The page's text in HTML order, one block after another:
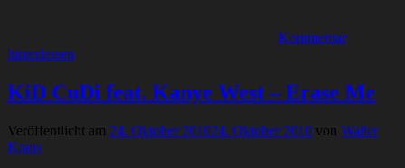
Kommentar
hinterlassen
KiD CuDi feat. Kanye West – Erase Me
Veröffentlicht am 24. Oktober 201024. Oktober 2010 von Walter
Kraus